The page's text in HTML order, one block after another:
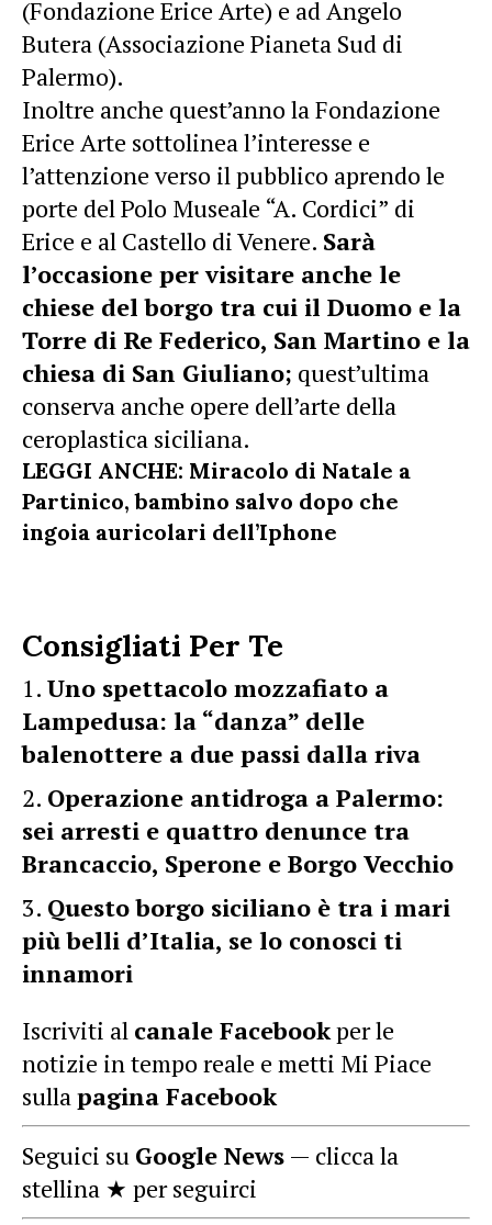
(Fondazione Erice Arte) e ad Angelo
Butera (Associazione Pianeta Sud di
Palermo).
Inoltre anche quest’anno la Fondazione
Erice Arte sottolinea l’interesse e
l’attenzione verso il pubblico aprendo le
porte del Polo Museale “A. Cordici” di
Erice e al Castello di Venere. Sarà
l’occasione per visitare anche le
chiese del borgo tra cui il Duomo e la
Torre di Re Federico, San Martino e la
chiesa di San Giuliano; quest’ultima
conserva anche opere dell’arte della
ceroplastica siciliana.
LEGGI ANCHE: Miracolo di Natale a
Partinico, bambino salvo dopo che
ingoia auricolari dell’Iphone
Consigliati Per Te
Uno spettacolo mozzafiato a
Lampedusa: la “danza” delle
balenottere a due passi dalla riva
Operazione antidroga a Palermo:
sei arresti e quattro denunce tra
Brancaccio, Sperone e Borgo Vecchio
Questo borgo siciliano è tra i mari
più belli d’Italia, se lo conosci ti
innamori
Iscriviti al canale Facebookper le
notizie in tempo reale e metti Mi Piace
sullapagina Facebook
Seguici su Google News — clicca la
stellina ★ per seguirci